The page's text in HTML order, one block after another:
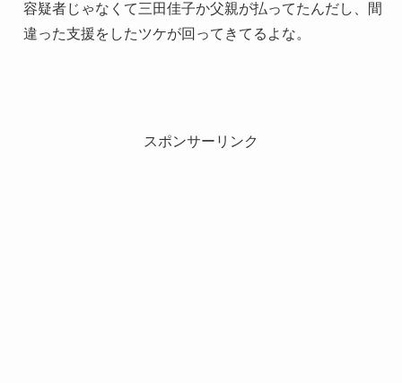
容疑者じゃなくて三田佳子か父親が払ってたんだし、間
違った支援をしたツケが回ってきてるよな。
スポンサーリンク